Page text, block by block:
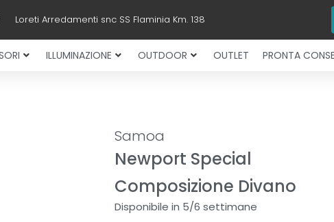
Loreti Arredamenti snc SS Flaminia Km. 138
ILLUMINAZIONE OUTDOOR OUTLET PRONTA
Samoa
Newport Special
Composizione Divano
Disponibile in 5/6 settimane